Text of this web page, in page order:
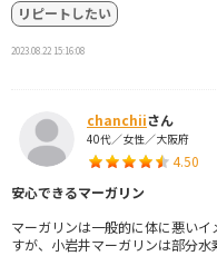
リピートしたい
2023.08.22 15:16:08
chanchiiさん
40代／女性／大阪府
4.50
安心できるマーガリン
マーガリンは一般的に体に悪いイ
すが、小岩井マーガリンは部分水